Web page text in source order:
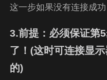
这一步如果没有连接成
3.前提：必须保证第
了！(这时可连接显
的)